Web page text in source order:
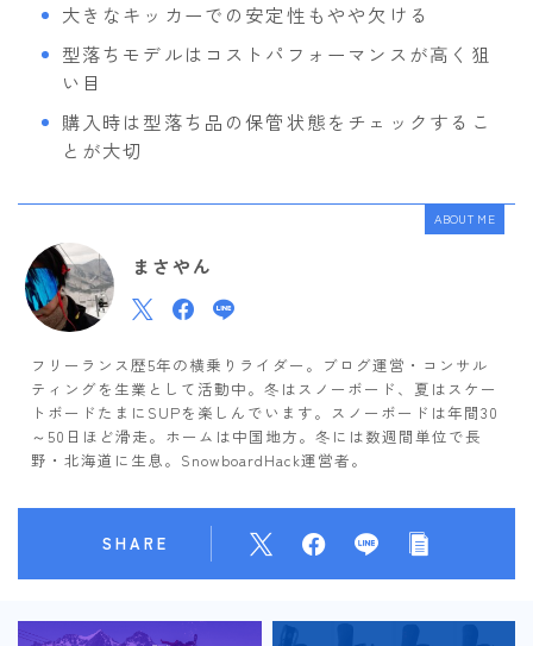
Follow Me
大きなキッカーでの安定性もやや欠ける
型落ちモデルはコストパフォーマンスが高く狙
い目
購入時は型落ち品の保管状態をチェックするこ
とが大切
ABOUT ME
まさやん
フリーランス歴5年の横乗りライダー。ブログ運営・コンサル
ティングを生業として活動中。冬はスノーボード、夏はスケー
トボードたまにSUPを楽しんでいます。スノーボードは年間30
～50日ほど滑走。ホームは中国地方。冬には数週間単位で長
野・北海道に生息。SnowboardHack運営者。
SHARE